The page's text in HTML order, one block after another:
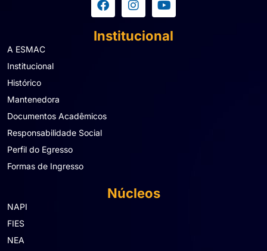
Institucional
A ESMAC
Institucional
Histórico
Mantenedora
Documentos Acadêmicos
Responsabilidade Social
Perfil do Egresso
Formas de Ingresso
Núcleos
NAPI
FIES
NEA